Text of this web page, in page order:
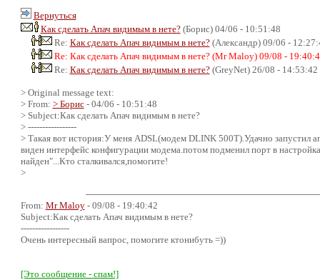
Вернуться
Как сделать Апач видимым в нете?(Борис) 04/06 - 10:51:48
Re: Как сделать Апач видимым в нете?(Александр) 09/06 -
Re: Как сделать Апач видимым в нете? (Mr Maloy) 09/08 -
Re: Как сделать Апач видимым в нете?(GreyNet) 26/08 - 14:53:42
> Original message text:
> From: > Борис- 04/06 - 10:51:48
> Subject:Как сделать Апач видимым в нете?
> -----------------
> Такая вот история:У меня ADSL(модем DLINK 500T).Удачно запустил
виден интерфейс конфигурации модема.потом подменил порт в
найден"...Кто сталкивался,помогите!
>
From: Mr Maloy- 09/08 - 19:40:42
Subject:Как сделать Апач видимым в нете?
-----------------
Очень интересный вапрос, помогите ктонибуть =))
[Это сообщение - спам!]